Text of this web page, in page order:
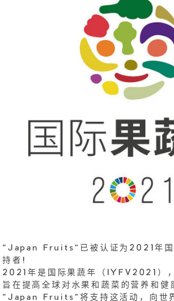
"Japan Fruits"已被认证为2021年国
持者!
2021年是国际果蔬年（IYFV2021）
旨在提高全球对水果和蔬菜的营养和健
"Japan Fruits"将支持这活动，向世